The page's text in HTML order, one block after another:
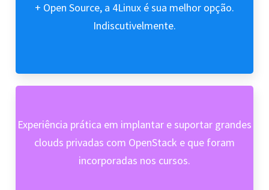
+ Open Source, a 4Linux é sua melhor opção.
Indiscutivelmente.
Experiência prática em implantar e suportar grandes
clouds privadas com OpenStack e que foram
incorporadas nos cursos.